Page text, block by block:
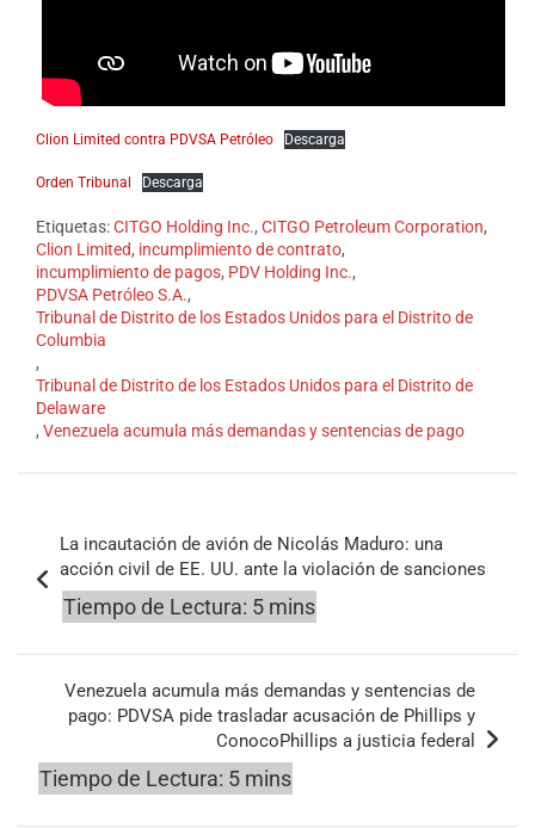
Clion Limited contra PDVSA Petróleo Descarga
Orden Tribunal Descarga
Etiquetas:CITGO Holding Inc., CITGO Petroleum Corporation,
Clion Limited, incumplimiento de contrato,
incumplimiento de pagos, PDV Holding Inc.,
PDVSA Petróleo S.A.,
Tribunal de Distrito de los Estados Unidos para el Distrito de
Columbia
,
Tribunal de Distrito de los Estados Unidos para el Distrito de
Delaware
, Venezuela acumula más demandas y sentencias de pago
de
entradas
La incautación de avión de Nicolás Maduro: una
acción civil de EE. UU. ante la violación de sanciones
Venezuela acumula más demandas y sentencias de
pago: PDVSA pide trasladar acusación de Phillips y
ConocoPhillips a justicia federal